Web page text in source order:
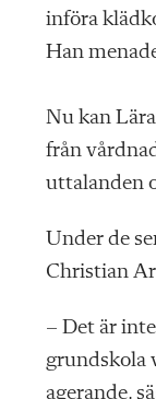
införa
Han
Nu kan
från
uttalanden
Under de
Christian
– Det är
grundskola
agerande,